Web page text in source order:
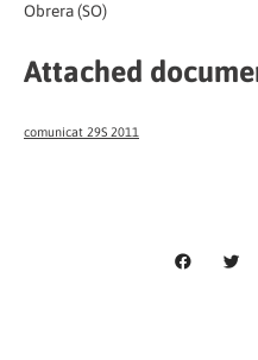
Obrera (SO)
Attached
comunicat 29S 2011